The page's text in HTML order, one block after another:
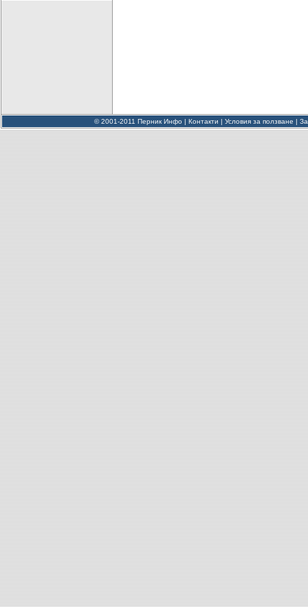
© 2001-2011 Перник Инфо | Контакти | Условия за ползване |